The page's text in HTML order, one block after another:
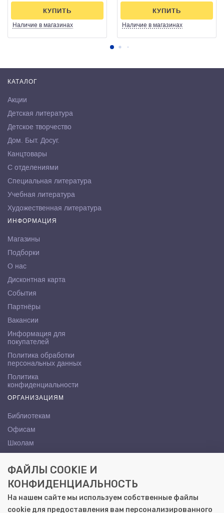
Наличие в магазинах
КУПИТЬ
Наличие в магазинах
КУПИТЬ
КАТАЛОГ
Акции
Детская литература
Детское творчество
Дом. Быт. Досуг.
Канцтовары
С отделениями
Специальная литература
Учебная литература
Художественная литература
ИНФОРМАЦИЯ
Магазины
Подборки
О нас
Дисконтная карта
События
Партнёры
Вакансии
Информация для
покупателей
Политика обработки
персональных данных
Политика
конфиденциальности
ОРГАНИЗАЦИЯМ
Библиотекам
Офисам
Школам
КОНТАКТЫ
Саратов, ул. Осипова, 10А
+7 (8452) 72-65-65
ФАЙЛЫ COOKIE И
КОНФИДЕНЦИАЛЬНОСТЬ
На нашем сайте мы используем собственные файлы
cookie для предоставления вам персонализированного